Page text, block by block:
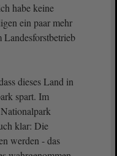
habe keine
ein paar mehr
dieses Land in
spart. Im
klar: Die
werden - das